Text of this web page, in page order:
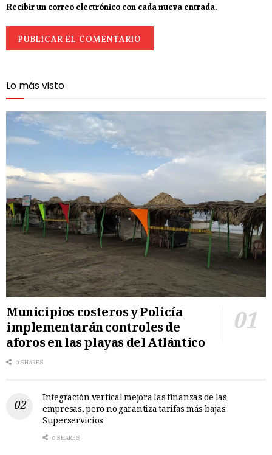
Recibir un correo electrónico con cada nueva entrada.
Lo más visto
Municipios costeros y Policía
implementarán controles de
aforos en las playas del Atlántico
0 SHARES
Integración vertical mejora las finanzas de las
empresas, pero no garantiza tarifas más bajas:
Superservicios
0 SHARES